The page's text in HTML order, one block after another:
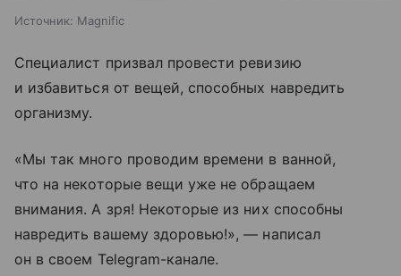
Источник: Magnific
Специалист призвал провести ревизию
и избавиться от вещей, способных навредить
организму.
«Мы так много проводим времени в ванной,
что на некоторые вещи уже не обращаем
внимания. А зря! Некоторые из них способны
навредить вашему здоровью!», — написал
он в своем Telegram-канале.